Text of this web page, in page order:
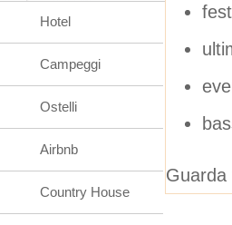
Guarda
Hotel
Campeggi
Ostelli
Airbnb
Country House